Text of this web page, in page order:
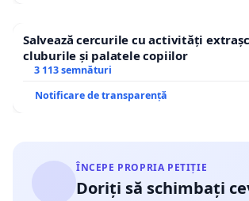
Salvează cercurile cu activități
cluburile și palatele copiilor
3 113 semnături
Notificare de transparență
ÎNCEPE PROPRIA PETIȚIE
Doriți să schimbați